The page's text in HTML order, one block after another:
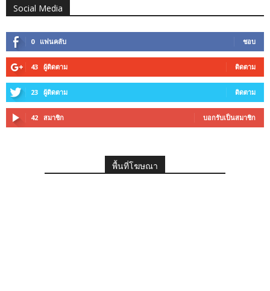
Social Media
0 แฟนคลับ ชอบ
43 ผู้ติดตาม ติดตาม
23 ผู้ติดตาม ติดตาม
42 สมาชิก บอกรับเป็นสมาชิก
พื้นที่โฆษณา